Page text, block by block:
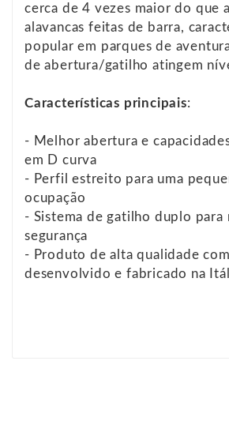
cerca de 4 vezes maior do que
alavancas feitas de barra,
popular em parques de
de abertura/gatilho atingem
Características principais:
- Melhor abertura e
em D curva
- Perfil estreito para uma
ocupação
- Sistema de gatilho duplo para
segurança
- Produto de alta qualidade
desenvolvido e fabricado na